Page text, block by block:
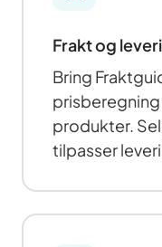
Frakt og
Bring
produkter.
tilpasser